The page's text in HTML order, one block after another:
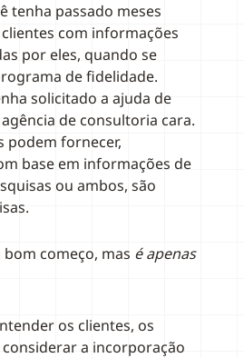
tenha passado meses
com informações
por eles, quando se
de fidelidade.
solicitado a ajuda de
de consultoria cara.
podem fornecer,
base em informações de
ou ambos, são
começo, mas é apenas
os clientes, os
a incorporação